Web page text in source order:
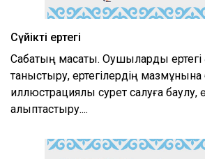
Сүйікті ертегі
Сабақтың мақсаты. Оқушыларды
таныстыру, ертегілердің
иллюстрациялы сурет салуға баулу,
қалыптастыру....